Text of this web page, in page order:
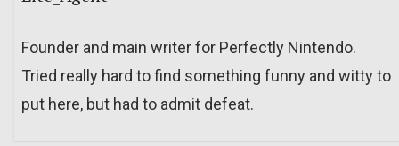
Founder and main writer for Perfectly Nintendo.
Tried really hard to find something funny and witty to
put here, but had to admit defeat.